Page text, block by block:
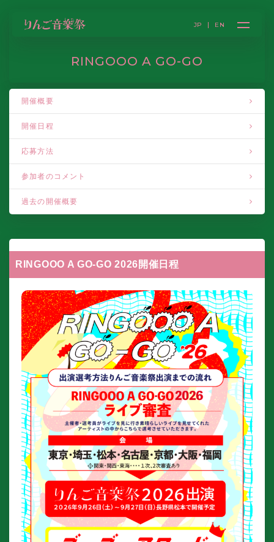
JP EN
RINGOOO A GO-GO
開催概要
開催日程
応募方法
参加者のコメント
過去の開催概要
RINGOOO A GO-GO 2026開催日程